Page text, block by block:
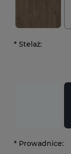
* Stelaż:
* Prowadnice: